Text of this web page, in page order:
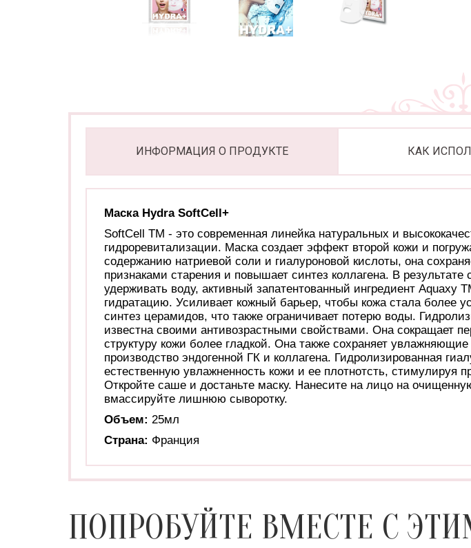
ИНФОРМАЦИЯ О ПРОДУКТЕ КАК
Маска Hydra SoftCell+
SoftCell TM - это современная линейка натуральных и
гидроревитализации. Маска создает эффект второй кожи и
содержанию натриевой соли и гиалуроновой кислоты, она
признаками старения и повышает синтез коллагена. В
удерживать воду, активный запатентованный ингредиент
гидратацию. Усиливает кожный барьер, чтобы кожа стала более
синтез церамидов, что также ограничивает потерю воды.
известна своими антивозрастными свойствами. Она сокращает
структуру кожи более гладкой. Она также сохраняет
производство эндогенной ГК и коллагена. Гидролизированная
естественную увлажненность кожи и ее плотнотсть, стимулируя
Откройте саше и достаньте маску. Нанесите на лицо на
вмассируйте лишнюю сыворотку.
Объем: 25мл
Страна: Франция
ПОПРОБУЙТЕ ВМЕСТЕ С